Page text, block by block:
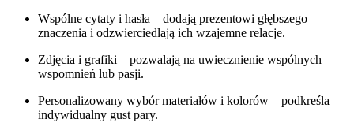
Wspólne cytaty i hasła – dodają prezentowi głębszego
znaczenia i odzwierciedlają ich wzajemne relacje.
Zdjęcia i grafiki – pozwalają na uwiecznienie wspólnych
wspomnień lub pasji.
Personalizowany wybór materiałów i kolorów – podkreśla
indywidualny gust pary.